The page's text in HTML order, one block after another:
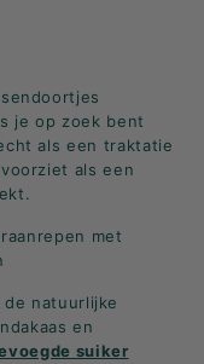
je op zoek bent
als een traktatie
als een
met
natuurlijke
en
suiker